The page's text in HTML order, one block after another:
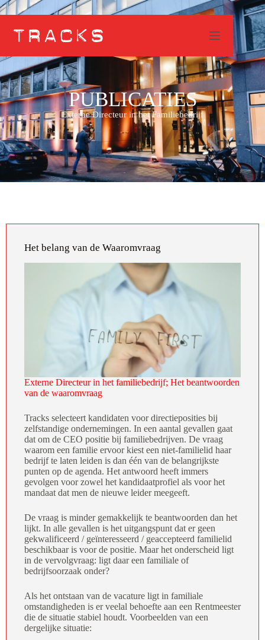
PUBLICATIES
Externe Directeur in het Familiebedrijf
Het belang van de Waaromvraag
Externe Directeur in het familiebedrijf; Het beantwoorden
van de waaromvraag
Tracks selecteert kandidaten voor directieposities bij
zelfstandige ondernemingen. In een aantal gevallen gaat
dat om de CEO positie bij familiebedrijven. De vraag
waarom een familie ervoor kiest een niet-familielid haar
bedrijf te laten leiden is dan één van de belangrijkste
punten op de agenda. Het antwoord heeft immers
gevolgen voor zowel het kandidaatprofiel als voor het
mandaat dat men de nieuwe leider meegeeft.
De vraag is minder gemakkelijk te beantwoorden dan het
lijkt. In alle gevallen is het uitgangspunt dat er geen
gekwalificeerd / geïnteresseerd / geaccepteerd familielid
beschikbaar is voor de positie. Maar het onderscheid ligt
in de vervolgvraag: ligt daar een familiale of
bedrijfsoorzaak onder?
Als het ontstaan van de vacature ligt in familiale
omstandigheden is er veelal behoefte aan een Rentmeester
die de situatie stabiel houdt. Voorbeelden van een
dergelijke situatie: